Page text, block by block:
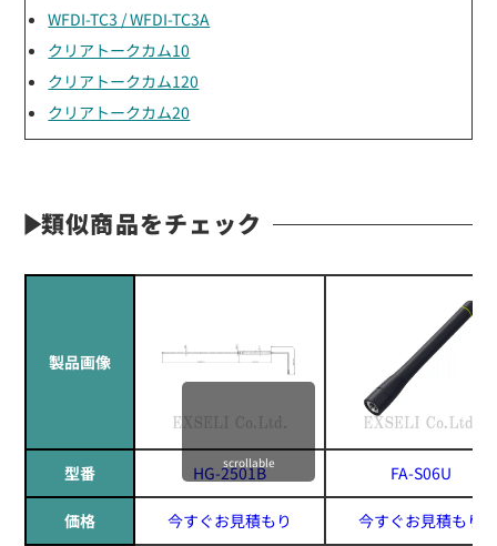
WFDI-TC3 / WFDI-TC3A
クリアトークカム10
クリアトークカム120
クリアトークカム20
類似商品をチェック
製品画像
型番 HG-2501B FA-S06U
価格 今すぐお見積もり 今すぐお見積もり
scrollable